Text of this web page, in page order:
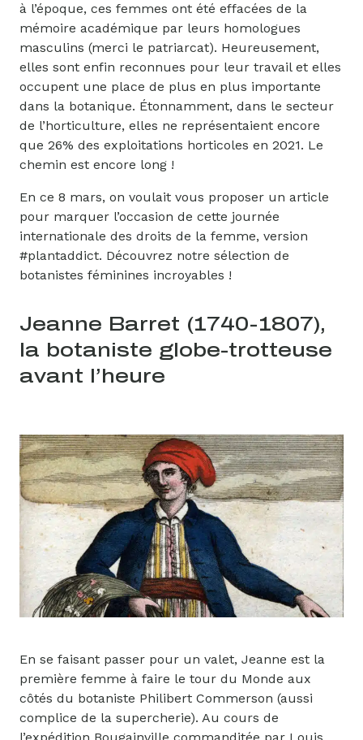
à l’époque, ces femmes ont été effacées de la
mémoire académique par leurs homologues
masculins (merci le patriarcat). Heureusement,
elles sont enfin reconnues pour leur travail et elles
occupent une place de plus en plus importante
dans la botanique. Étonnamment, dans le secteur
de l’horticulture, elles ne représentaient encore
que 26% des exploitations horticoles en 2021. Le
chemin est encore long !
En ce 8 mars, on voulait vous proposer un article
pour marquer l’occasion de cette journée
internationale des droits de la femme, version
#plantaddict. Découvrez notre sélection de
botanistes féminines incroyables !
Jeanne Barret (1740-1807),
la botaniste globe-trotteuse
avant l’heure
En se faisant passer pour un valet, Jeanne est la
première femme à faire le tour du Monde aux
côtés du botaniste Philibert Commerson (aussi
complice de la supercherie). Au cours de